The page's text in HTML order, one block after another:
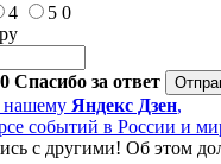
4 5 0
0 Спасибо за ответ
нашему Яндекс Дзен,
событий в России и
с другими! Об этом